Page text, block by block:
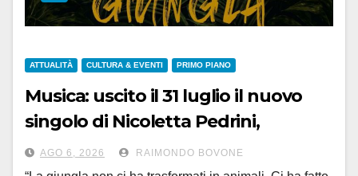
ATTUALITÀ CULTURA & EVENTI PRIMO PIANO
Musica: uscito il 31 luglio il nuovo
singolo di Nicoletta Pedrini,
‘Giungla’
AGO 6, 2026 RAIMONDO BOVONE